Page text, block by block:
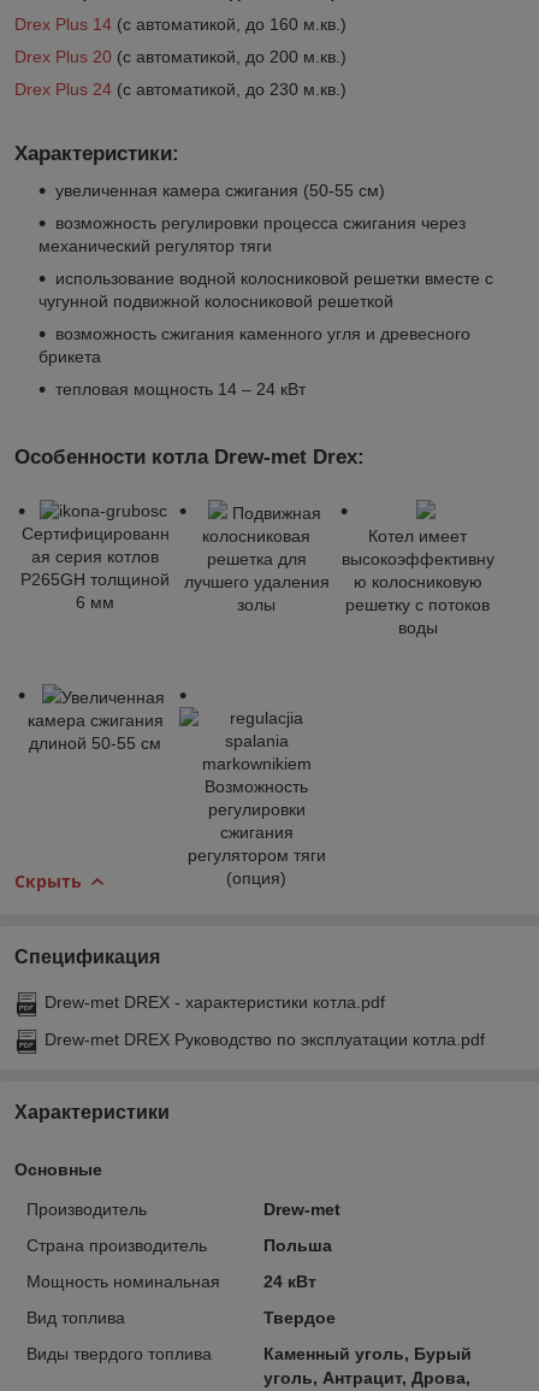
Drex Plus 14 (с автоматикой, до 160 м.кв.)
Drex Plus 20 (с автоматикой, до 200 м.кв.)
Drex Plus 24 (с автоматикой, до 230 м.кв.)
Характеристики:
увеличенная камера сжигания (50-55 см)
возможность регулировки процесса сжигания через
механический регулятор тяги
использование водной колосниковой решетки вместе с
чугунной подвижной колосниковой решеткой
возможность сжигания каменного угля и древесного
брикета
тепловая мощность 14 – 24 кВт
Особенности котла Drew-met Drex:
Сертифицированн
ая серия котлов
P265GH толщиной
6 мм
Подвижная
колосниковая
решетка для
лучшего удаления
золы
Котел имеет
высокоэффективну
ю колосниковую
решетку с потоков
воды
Увеличенная
камера сжигания
длиной 50-55 см
Возможность
регулировки
сжигания
регулятором тяги
(опция)
Скрыть
Спецификация
Drew-met DREX - характеристики котла.pdf
Drew-met DREX Руководство по эксплуатации котла.pdf
Характеристики
Основные
Производитель
Drew-met
Страна производитель
Польша
Мощность номинальная
24 кВт
Вид топлива
Твердое
Виды твердого топлива
Каменный уголь, Бурый
уголь, Антрацит, Дрова,